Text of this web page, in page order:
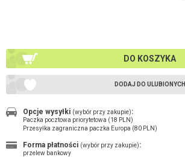
DO KOSZYKA
DODAJ DO ULUBIONYCH
Opcje wysyłki (wybór przy zakupie):
Paczka pocztowa priorytetowa (18 PLN)
Przesyłka zagraniczna paczka Europa (80 PLN)
Forma płatności (wybór przy zakupie):
przelew bankowy